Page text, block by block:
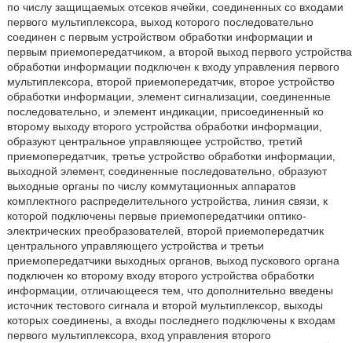
по числу защищаемых отсеков ячейки, соединенных со входами
первого мультиплексора, выход которого последовательно
соединен с первым устройством обработки информации и
первым приемопередатчиком, а второй выход первого устройства
обработки информации подключен к входу управления первого
мультиплексора, второй приемопередатчик, второе устройство
обработки информации, элемент сигнализации, соединенные
последовательно, и элемент индикации, присоединенный ко
второму выходу второго устройства обработки информации,
образуют центральное управляющее устройство, третий
приемопередатчик, третье устройство обработки информации,
выходной элемент, соединенные последовательно, образуют
выходные органы по числу коммутационных аппаратов
комплектного распределительного устройства, линия связи, к
которой подключены первые приемопередатчики оптико-
электрических преобразователей, второй приемопередатчик
центрального управляющего устройства и третьи
приемопередатчики выходных органов, выход пускового органа
подключен ко второму входу второго устройства обработки
информации, отличающееся тем, что дополнительно введены
источник тестового сигнала и второй мультиплексор, выходы
которых соединены, а входы последнего подключены к входам
первого мультиплексора, вход управления второго